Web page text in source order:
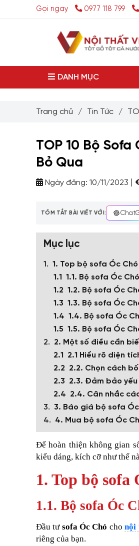
Gọi ngay 0977 118 799
DANH MỤC
Trang chủ / Tin Tức /
TOP 10 Bộ
Bỏ Qua
Ngày đăng: 10/11/2023
TÓM TẮT BÀI VIẾT VỚI:
Mục lục
1. Top bộ sofa Óc
1.1. Bộ sofa Óc
1.2. Bộ sofa Óc
1.3. Bộ sofa Óc
1.4. Bộ sofa Óc
1.5. Bộ sofa Óc
2. Một số điều cần
2.1 Hiểu rõ diện
2.2. Chọn cách
2.3. Đảm bảo
2.4. Cân nhắc
3. Báo giá bộ sofa
4. Mua bộ sofa Óc
Để hoàn thiện không gian
kiểu dáng, kích cỡ như thế
1. Top bộ
1.1. Bộ sofa Óc
Đầu tư sofa Óc Chó chonội
riêng của bạn.